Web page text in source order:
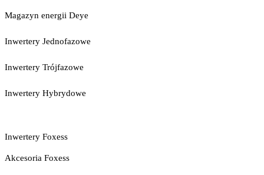
Magazyn energii Deye
Inwertery Jednofazowe
Inwertery Trójfazowe
Inwertery Hybrydowe
Inwertery Foxess
Akcesoria Foxess